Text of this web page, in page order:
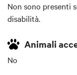
Non sono presenti
disabilità.
Animali
No